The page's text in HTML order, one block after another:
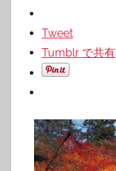
Tweet
Tumblr で共有